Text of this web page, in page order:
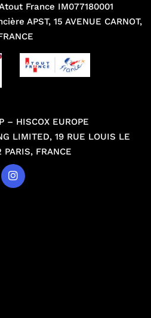
France IM077180001
APST, 15 AVENUE CARNOT,
– HISCOX EUROPE
LIMITED, 19 RUE LOUIS LE
FRANCE